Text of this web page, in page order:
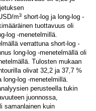
m3 short-log ja long-log -
tuottavuus oli
log -menetelmillä.
verrattuna short-log -
long-log -menetelmällä oli
Tulosten mukaan
olivat 32,2 ja 37,7 %
log -menetelmillä.
perusteella tukin
juonnossa,
samanlainen kuin